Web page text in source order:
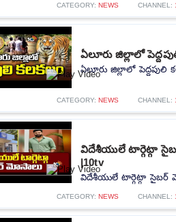
CATEGORY: NEWS CHANNEL:
ఏలూరు జిల్లాలో
ఏలూరు జిల్లాలో పెద్దపులి
CATEGORY: NEWS CHANNEL:
విదేశీయులే టార్గెట్గా
|10tv
విదేశీయులే టార్గెట్గా సైబర్
CATEGORY: NEWS CHANNEL: